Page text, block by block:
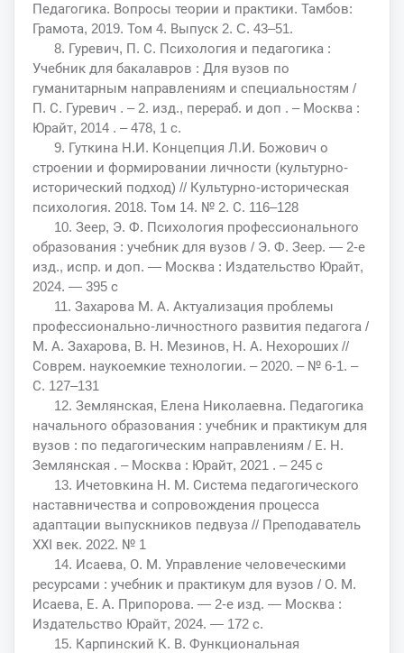
Педагогика. Вопросы теории и практики. Тамбов:
Грамота, 2019. Том 4. Выпуск 2. C. 43–51.
8. Гуревич, П. С. Психология и педагогика :
Учебник для бакалавров : Для вузов по
гуманитарным направлениям и специальностям /
П. С. Гуревич . – 2. изд., перераб. и доп . – Москва :
Юрайт, 2014 . – 478, 1 с.
9. Гуткина Н.И. Концепция Л.И. Божович о
строении и формировании личности (культурно-
исторический подход) // Культурно-историческая
психология. 2018. Том 14. № 2. С. 116–128
10. Зеер, Э. Ф. Психология профессионального
образования : учебник для вузов / Э. Ф. Зеер. — 2-е
изд., испр. и доп. — Москва : Издательство Юрайт,
2024. — 395 с
11. Захарова М. А. Актуализация проблемы
профессионально-личностного развития педагога /
М. А. Захарова, В. Н. Мезинов, Н. А. Нехороших //
Соврем. наукоемкие технологии. – 2020. – № 6-1. –
С. 127–131
12. Землянская, Елена Николаевна. Педагогика
начального образования : учебник и практикум для
вузов : по педагогическим направлениям / Е. Н.
Землянская . – Москва : Юрайт, 2021 . – 245 с
13. Ичетовкина Н. М. Система педагогического
наставничества и сопровождения процесса
адаптации выпускников педвуза // Преподаватель
ХХI век. 2022. № 1
14. Исаева, О. М. Управление человеческими
ресурсами : учебник и практикум для вузов / О. М.
Исаева, Е. А. Припорова. — 2-е изд. — Москва :
Издательство Юрайт, 2024. — 172 с.
15. Карпинский К. В. Функциональная